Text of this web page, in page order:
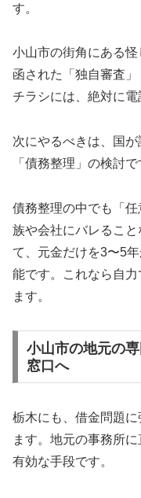
す。
小山市の街角にある
函された「独自審査
チラシには、絶対に電
次にやるべきは、国
「債務整理」の検討で
債務整理の中でも「
族や会社にバレるこ
て、元金だけを3〜5
能です。これなら自
ます。
小山市の地元の
窓口へ
栃木にも、借金問題
ます。地元の事務所
有効な手段です。